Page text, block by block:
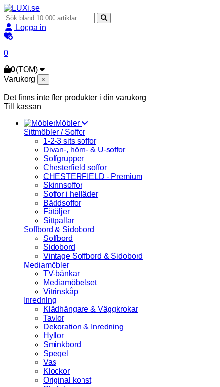
Logga in
0
0(TOM)
Varukorg
×
Det finns inte fler produkter i din varukorg
Till kassan
Möbler
Sittmöbler / Soffor
1-2-3 sits soffor
Divan-, hörn- & U-soffor
Soffgrupper
Chesterfield soffor
CHESTERFIELD - Premium
Skinnsoffor
Soffor i helläder
Bäddsoffor
Fåtöljer
Sittpallar
Soffbord & Sidobord
Soffbord
Sidobord
Vintage Soffbord & Sidobord
Mediamöbler
TV-bänkar
Mediamöbelset
Vitrinskåp
Inredning
Klädhängare & Väggkrokar
Tavlor
Dekoration & Inredning
Hyllor
Sminkbord
Spegel
Vas
Klockor
Original konst